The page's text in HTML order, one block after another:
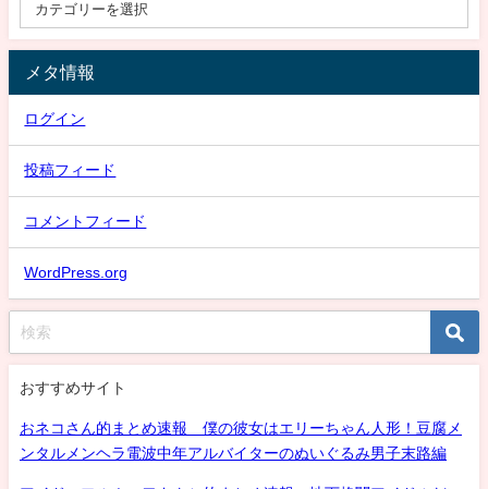
メタ情報
ログイン
投稿フィード
コメントフィード
WordPress.org
おすすめサイト
おネコさん的まとめ速報 僕の彼女はエリーちゃん人形！豆腐メ
ンタルメンヘラ電波中年アルバイターのぬいぐるみ男子末路編